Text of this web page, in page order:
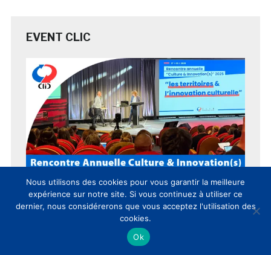
EVENT CLIC
Nous utilisons des cookies pour vous garantir la meilleure
expérience sur notre site. Si vous continuez à utiliser ce
dernier, nous considérerons que vous acceptez l'utilisation des
cookies.
Ok